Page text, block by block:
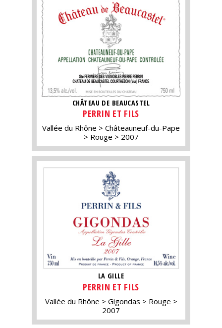
CHÂTEAU DE BEAUCASTEL
PERRIN ET FILS
Vallée du Rhône
Châteauneuf-du-Pape
Rouge
2007
LA GILLE
PERRIN ET FILS
Vallée du Rhône Gigondas
Rouge
2007